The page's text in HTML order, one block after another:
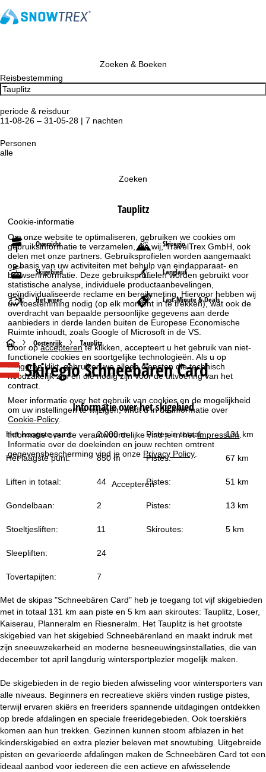
Cookie-informatie
Om onze website te optimaliseren, gebruiken we cookies om
gebruiksinformatie te verzamelen, die wij, TravelTrex GmbH, ook
delen met onze partners. Gebruiksprofielen worden aangemaakt
op basis van uw activiteiten met behulp van eindapparaat- en
browserinformatie. Deze gebruiksprofielen worden gebruikt voor
statistische analyse, individuele productaanbevelingen,
geïndividualiseerde reclame en bereikmeting. Hiervoor hebben wij
uw toestemming nodig (op elk moment in te trekken), wat ook de
overdracht van bepaalde persoonlijke gegevens aan derde
aanbieders in derde landen buiten de Europese Economische
Ruimte inhoudt, zoals Google of Microsoft in de VS.
Door opaccepterente klikken, accepteert u het gebruik van niet-
functionele cookies en soortgelijke technologieën. Als u op
weigerenklikt, gebruiken we alleen diensten die technisch
noodzakelijk zijn en die nodig zijn voor de uitvoering van het
contract.
Meer informatie over het gebruik van cookies en de mogelijkheid
om uw instellingen te wijzigen, vindt u in de informatie over
Cookie-Policy
Informatie over de verantwoordelijke vind je in hetImpressum.
Informatie over de doeleinden en jouw rechten omtrent
gegevensbescherming vind je onze Privacy Policy
Accepteren
Zoeken & Boeken
Reisbestemming
periode & reisduur
11-08-26 – 31-05-28 | 7 nachten
Personen
alle
Zoeken
Tauplitz
Overzicht Skiregio
Skigebied Langlauf
Het weer Last-Minute & Deals
S
t
a
r
t
p
Oostenrijk Tauplitz
Skiregio Schneebären Card
Informatie over het skigebied
Het hoogste punt: 2.000 m Pistes in totaal: 131 km
Het laagste punt: 850 m Pistes: 67 km
Liften in totaal: 44 Pistes: 51 km
Gondelbaan: 2 Pistes: 13 km
Stoeltjesliften: 11 Skiroutes: 5 km
Sleepliften: 24
Tovertapijten: 7
Met de skipas "Schneebären Card" heb je toegang tot vijf skigebieden
met in totaal 131 km aan piste en 5 km aan skiroutes: Tauplitz, Loser,
Kaiserau, Planneralm en Riesneralm. Het Tauplitz is het grootste
skigebied van het skigebied Schneebärenland en maakt indruk met
zijn sneeuwzekerheid en moderne besneeuwingsinstallaties, die van
december tot april langdurig wintersportplezier mogelijk maken.
De skigebieden in de regio bieden afwisseling voor wintersporters van
alle niveaus. Beginners en recreatieve skiërs vinden rustige pistes,
terwijl ervaren skiërs en freeriders spannende uitdagingen ontdekken
op brede afdalingen en speciale freeridegebieden. Ook toerskiërs
komen aan hun trekken. Gezinnen kunnen stoom afblazen in het
kinderskigebied en extra plezier beleven met snowtubing. Uitgebreide
pisten en gevarieerde afdalingen maken de Schneebären Card tot een
ideaal aanbod voor iedereen die een actieve en afwisselende